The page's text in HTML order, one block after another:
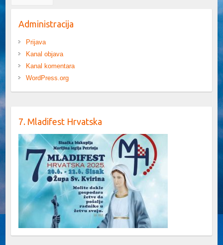
Administracija
Prijava
Kanal objava
Kanal komentara
WordPress.org
7. Mladifest Hrvatska